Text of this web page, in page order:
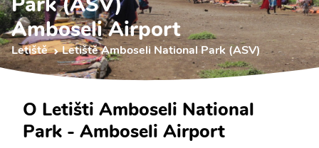
Amboseli Airport
Letiště Letiště Amboseli National Park (ASV)
O Letišti Amboseli National
Park - Amboseli Airport